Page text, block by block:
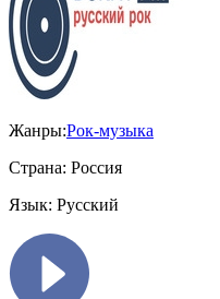
Жанры:Рок-музыка
Страна: Россия
Язык: Русский